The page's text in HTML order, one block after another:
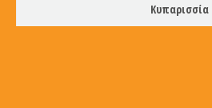
Κυπαρισσία